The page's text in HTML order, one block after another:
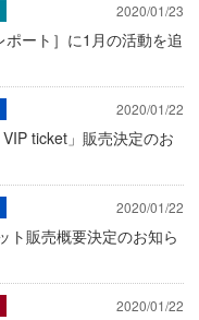
2020/01/23
ポート］に1月の活動を追
2020/01/22
ticket」販売決定のお
2020/01/22
ト販売概要決定のお知ら
2020/01/22